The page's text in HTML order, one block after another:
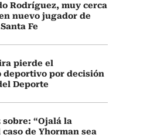
Rodríguez, muy cerca
nuevo jugador de
Fe
pierde el
deportivo por decisión
Deporte
sobre: “Ojalá la
de Yhorman sea